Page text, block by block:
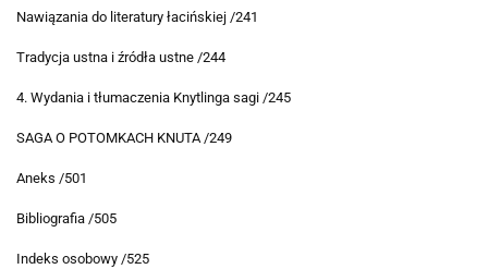
Nawiązania do literatury łacińskiej /241
Tradycja ustna i źródła ustne /244
4. Wydania i tłumaczenia Knytlinga sagi /245
SAGA O POTOMKACH KNUTA /249
Aneks /501
Bibliografia /505
Indeks osobowy /525